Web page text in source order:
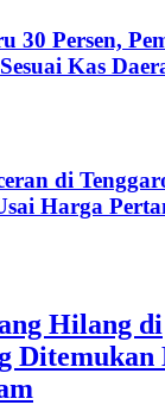
30 Persen,
Kas
di
Harga
Hilang di
Ditemukan